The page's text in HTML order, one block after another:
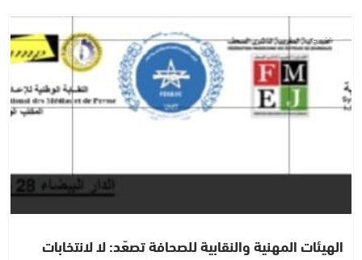
مجتمع
الهيئات المهنية والنقابية للصحافة تصعّد: لا لانتخابات